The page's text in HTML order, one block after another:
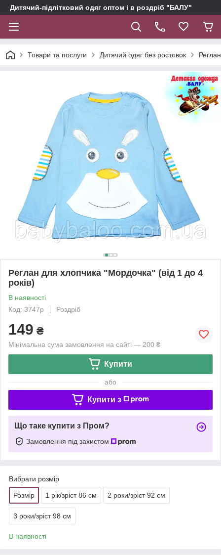
Дитячий-підлітковий одяг оптом і в роздріб "БАЛУ"
Товари та послуги Дитячий одяг без ростовок
Реглан для хлопчика "Мордочка" (від 1 до 4
років)
В наявності
Код: 3747р
Роздріб
149 ₴
Мінімальна сума замовлення на сайті — 200 ₴
Купити
або
Купити з
Що таке купити з Пром?
Замовлення під захистом
Вибрати розмір
Розмір 1 рік/зріст 86 см 2 роки/зріст 92 см
3 роки/зріст 98 см
В наявності